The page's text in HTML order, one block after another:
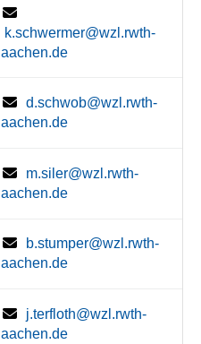
k.schwermer@wzl.rwth-
aachen.de
d.schwob@wzl.rwth-
aachen.de
m.siler@wzl.rwth-
aachen.de
b.stumper@wzl.rwth-
aachen.de
j.terfloth@wzl.rwth-
aachen.de